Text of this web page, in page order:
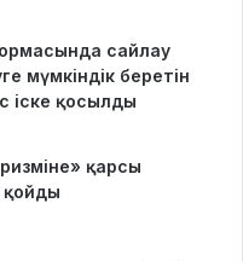
сайлау
мүмкіндік беретін
іске қосылды
қарсы